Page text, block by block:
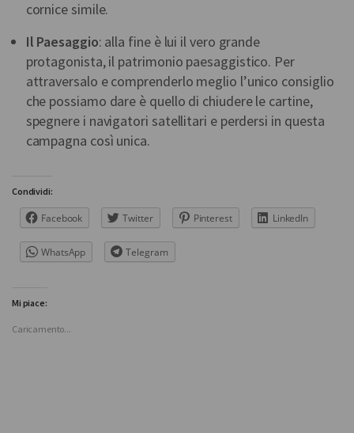
cornice simile.
Il Paesaggio: alla fine è lui il vero grande
protagonista, il patrimonio paesaggistico. Per
attraversalo e comprenderlo meglio l’unico consiglio
che possiamo dare è quello di chiudere le cartine,
spegnere i navigatori satellitari e perdersi in questa
campagna così unica.
Condividi:
Facebook Twitter Pinterest LinkedIn
WhatsApp Telegram
Mi piace:
Caricamento...